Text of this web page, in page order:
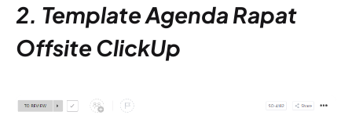
2. Template Agenda Rapat
Offsite ClickUp